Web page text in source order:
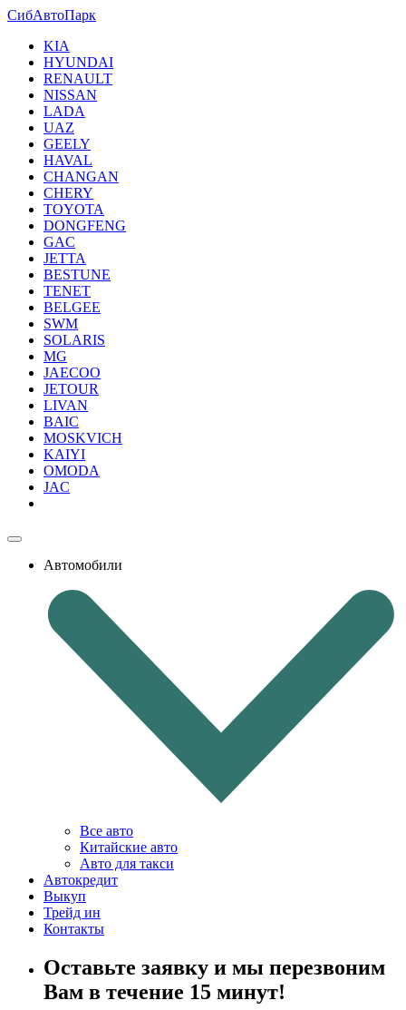
СибАвтоПарк
KIA
HYUNDAI
RENAULT
NISSAN
LADA
UAZ
GEELY
HAVAL
CHANGAN
CHERY
TOYOTA
DONGFENG
GAC
JETTA
BESTUNE
TENET
BELGEE
SWM
SOLARIS
MG
JAECOO
JETOUR
LIVAN
BAIC
MOSKVICH
KAIYI
OMODA
JAC
Автомобили
Все авто
Китайские авто
Авто для такси
Автокредит
Выкуп
Трейд ин
Контакты
Оставьте заявку и мы перезвоним
Вам в течение 15 минут!